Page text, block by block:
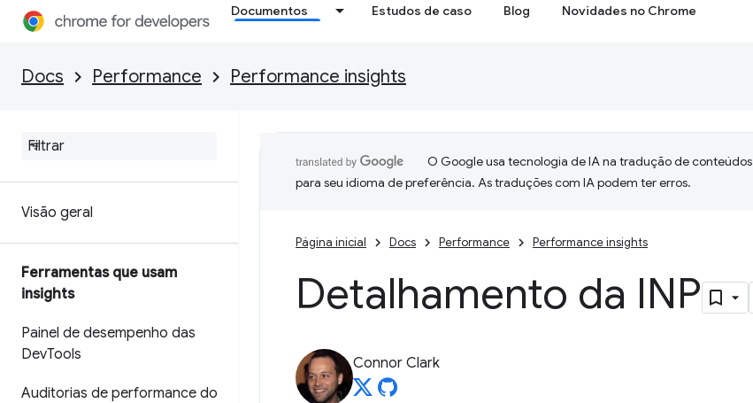
Documentos Estudos de caso Blog Novidades no Chrome
Docs Performance Performance insights
Visão geral
Ferramentas que usam
insights
Painel de desempenho das
DevTools
Auditorias de performance do
O Google usa tecnologia de IA na tradução de conteúdos
para seu idioma de preferência. As traduções com IA podem ter erros.
Página inicial Docs Performance Performance insights
Detalhamento da INP
Connor Clark